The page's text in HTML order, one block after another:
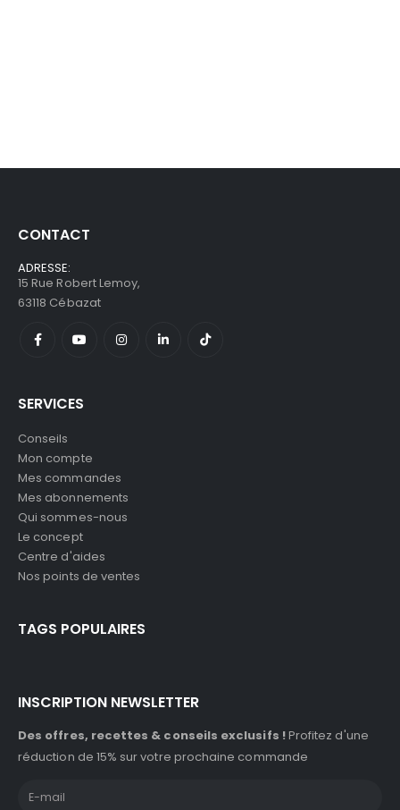
CONTACT
ADRESSE:
15 Rue Robert Lemoy,
63118 Cébazat
SERVICES
Conseils
Mon compte
Mes commandes
Mes abonnements
Qui sommes-nous
Le concept
Centre d'aides
Nos points de ventes
TAGS POPULAIRES
INSCRIPTION NEWSLETTER
Des offres, recettes & conseils exclusifs !Profitez d'une
réduction de 15% sur votre prochaine commande